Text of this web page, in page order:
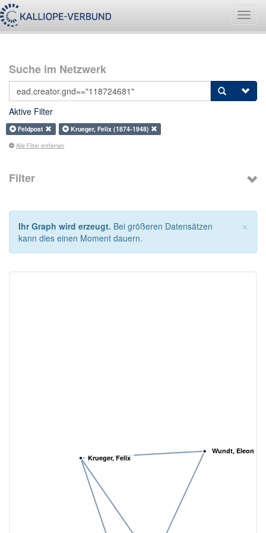
Suche im Netzwerk
Aktive Filter
Feldpost Krueger, Felix (1874-1948)
Alle Filter entfernen
Filter
×
Ihr Graph wird erzeugt. Bei größeren Datensätzen
kann dies einen Moment dauern.
Wundt, Eleonore
Krueger, Felix